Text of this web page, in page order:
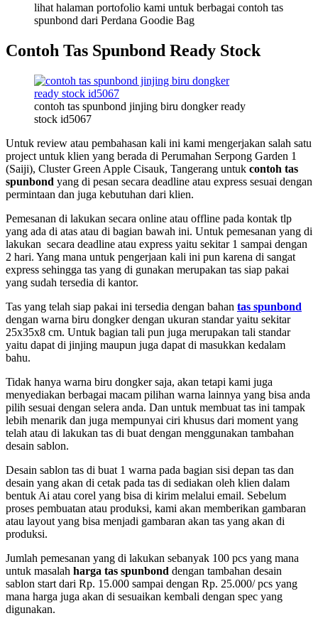
lihat halaman portofolio kami untuk berbagai contoh tas
spunbond dari Perdana Goodie Bag
Contoh Tas Spunbond Ready Stock
contoh tas spunbond jinjing biru dongker ready
stock id5067
Untuk review atau pembahasan kali ini kami mengerjakan salah satu
project untuk klien yang berada di Perumahan Serpong Garden 1
(Saiji), Cluster Green Apple Cisauk, Tangerang untuk contoh tas
spunbond yang di pesan secara deadline atau express sesuai dengan
permintaan dan juga kebutuhan dari klien.
Pemesanan di lakukan secara online atau offline pada kontak tlp
yang ada di atas atau di bagian bawah ini. Untuk pemesanan yang di
lakukan secara deadline atau express yaitu sekitar 1 sampai dengan
2 hari. Yang mana untuk pengerjaan kali ini pun karena di sangat
express sehingga tas yang di gunakan merupakan tas siap pakai
yang sudah tersedia di kantor.
Tas yang telah siap pakai ini tersedia dengan bahan tas spunbond
dengan warna biru dongker dengan ukuran standar yaitu sekitar
25x35x8 cm. Untuk bagian tali pun juga merupakan tali standar
yaitu dapat di jinjing maupun juga dapat di masukkan kedalam
bahu.
Tidak hanya warna biru dongker saja, akan tetapi kami juga
menyediakan berbagai macam pilihan warna lainnya yang bisa anda
pilih sesuai dengan selera anda. Dan untuk membuat tas ini tampak
lebih menarik dan juga mempunyai ciri khusus dari moment yang
telah atau di lakukan tas di buat dengan menggunakan tambahan
desain sablon.
Desain sablon tas di buat 1 warna pada bagian sisi depan tas dan
desain yang akan di cetak pada tas di sediakan oleh klien dalam
bentuk Ai atau corel yang bisa di kirim melalui email. Sebelum
proses pembuatan atau produksi, kami akan memberikan gambaran
atau layout yang bisa menjadi gambaran akan tas yang akan di
produksi.
Jumlah pemesanan yang di lakukan sebanyak 100 pcs yang mana
untuk masalah harga tas spunbond dengan tambahan desain
sablon start dari Rp. 15.000 sampai dengan Rp. 25.000/ pcs yang
mana harga juga akan di sesuaikan kembali dengan spec yang
digunakan.